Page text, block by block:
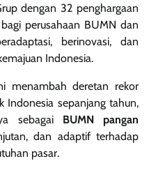
dengan 32 penghargaan
perusahaan BUMN dan
berinovasi, dan
Indonesia.
menambah deretan rekor
Indonesia sepanjang tahun,
sebagai BUMN pangan
dan adaptif terhadap
pasar.